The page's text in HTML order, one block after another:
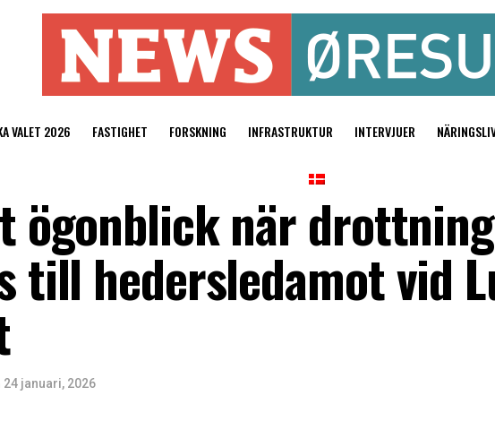
VALET 2026 FASTIGHET FORSKNING INFRASTRUKTUR INTERVJUER
ögonblick när
till hedersledamot vid
24 januari, 2026